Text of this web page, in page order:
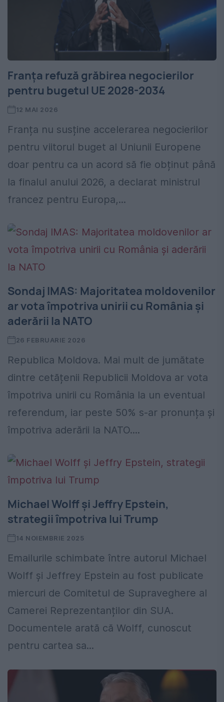
Franța refuză grăbirea negocierilor
pentru bugetul UE 2028-2034
12 MAI 2026
Franța nu susține accelerarea negocierilor
pentru viitorul buget al Uniunii Europene
doar pentru ca un acord să fie obținut până
la finalul anului 2026, a declarat ministrul
francez pentru Europa,...
Sondaj IMAS: Majoritatea moldovenilor
ar vota împotriva unirii cu România și
aderării la NATO
26 FEBRUARIE 2026
Republica Moldova. Mai mult de jumătate
dintre cetățenii Republicii Moldova ar vota
împotriva unirii cu România la un eventual
referendum, iar peste 50% s-ar pronunța și
împotriva aderării la NATO....
Michael Wolff și Jeffry Epstein,
strategii împotriva lui Trump
14 NOIEMBRIE 2025
Emailurile schimbate între autorul Michael
Wolff și Jeffrey Epstein au fost publicate
miercuri de Comitetul de Supraveghere al
Camerei Reprezentanților din SUA.
Documentele arată că Wolff, cunoscut
pentru cartea sa...